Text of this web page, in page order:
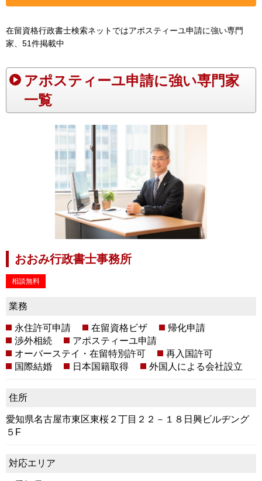
在留資格行政書士検索ネットではアポスティーユ申請に強い専門
家、51件掲載中
アポスティーユ申請に強い専門家
一覧
おおみ行政書士事務所
相談無料
業務
永住許可申請 在留資格ビザ
帰化申請
渉外相続
アポスティーユ申請
オーバーステイ・在留特別許可
再入国許可
国際結婚
日本国籍取得 外国人による会社設立
住所
愛知県名古屋市東区東桜２丁目２２－１８日興ビルヂング
５F
対応エリア